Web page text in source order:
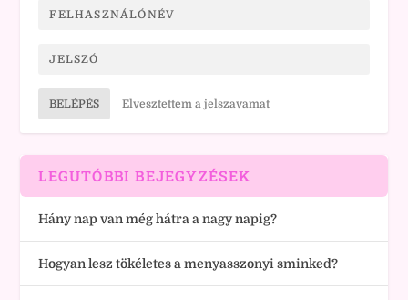
BELÉPÉS Elvesztettem a jelszavamat
LEGUTÓBBI BEJEGYZÉSEK
Hány nap van még hátra a nagy napig?
Hogyan lesz tökéletes a menyasszonyi sminked?